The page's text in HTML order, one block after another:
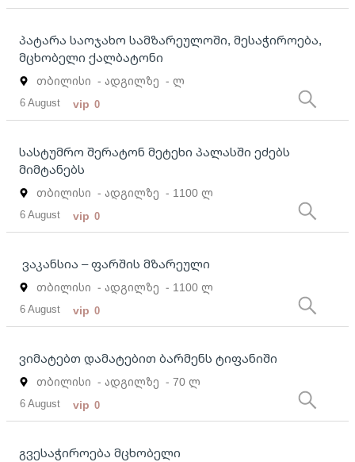
პატარა საოჯახო სამზარეულოში, მესაჭიროება,
მცხობელი ქალბატონი
თბილისი - ადგილზე - ლ
6 August vip 0
სასტუმრო შერატონ მეტეხი პალასში ეძებს
მიმტანებს
თბილისი - ადგილზე - 1100 ლ
6 August vip 0
ვაკანსია – ფარშის მზარეული
თბილისი - ადგილზე - 1100 ლ
6 August vip 0
ვიმატებთ დამატებით ბარმენს ტიფანიში
თბილისი - ადგილზე - 70 ლ
6 August vip 0
გვესაჭიროება მცხობელი